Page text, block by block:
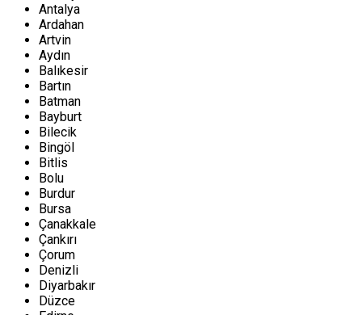
Antalya
Ardahan
Artvin
Aydın
Balıkesir
Bartın
Batman
Bayburt
Bilecik
Bingöl
Bitlis
Bolu
Burdur
Bursa
Çanakkale
Çankırı
Çorum
Denizli
Diyarbakır
Düzce